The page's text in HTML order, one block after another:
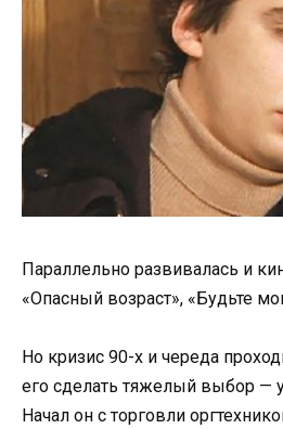
Параллельно развивалась и
«Опасный возраст», «Будьте
Но кризис 90-х и череда
его сделать тяжелый выбор —
Начал он с торговли